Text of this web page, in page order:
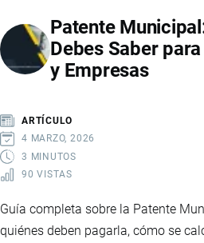
Patente
Debes Saber
y Empresas
ARTÍCULO
4 MARZO, 2026
3 MINUTOS
90 VISTAS
Guía completa sobre la Patente
quiénes deben pagarla, cómo se